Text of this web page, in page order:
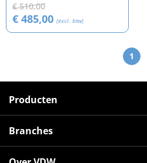
€ 510,00
€ 485,00 (excl. btw)
1
Producten
Branches